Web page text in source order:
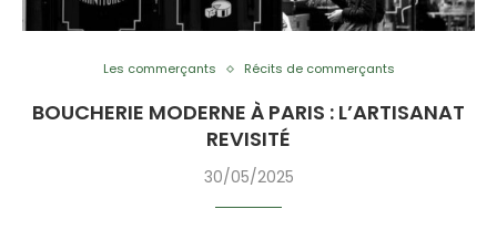
Les commerçants Récits de commerçants
BOUCHERIE MODERNE À PARIS : L’ARTISANAT
REVISITÉ
30/05/2025